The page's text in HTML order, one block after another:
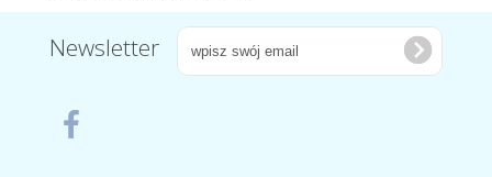
Newsletter